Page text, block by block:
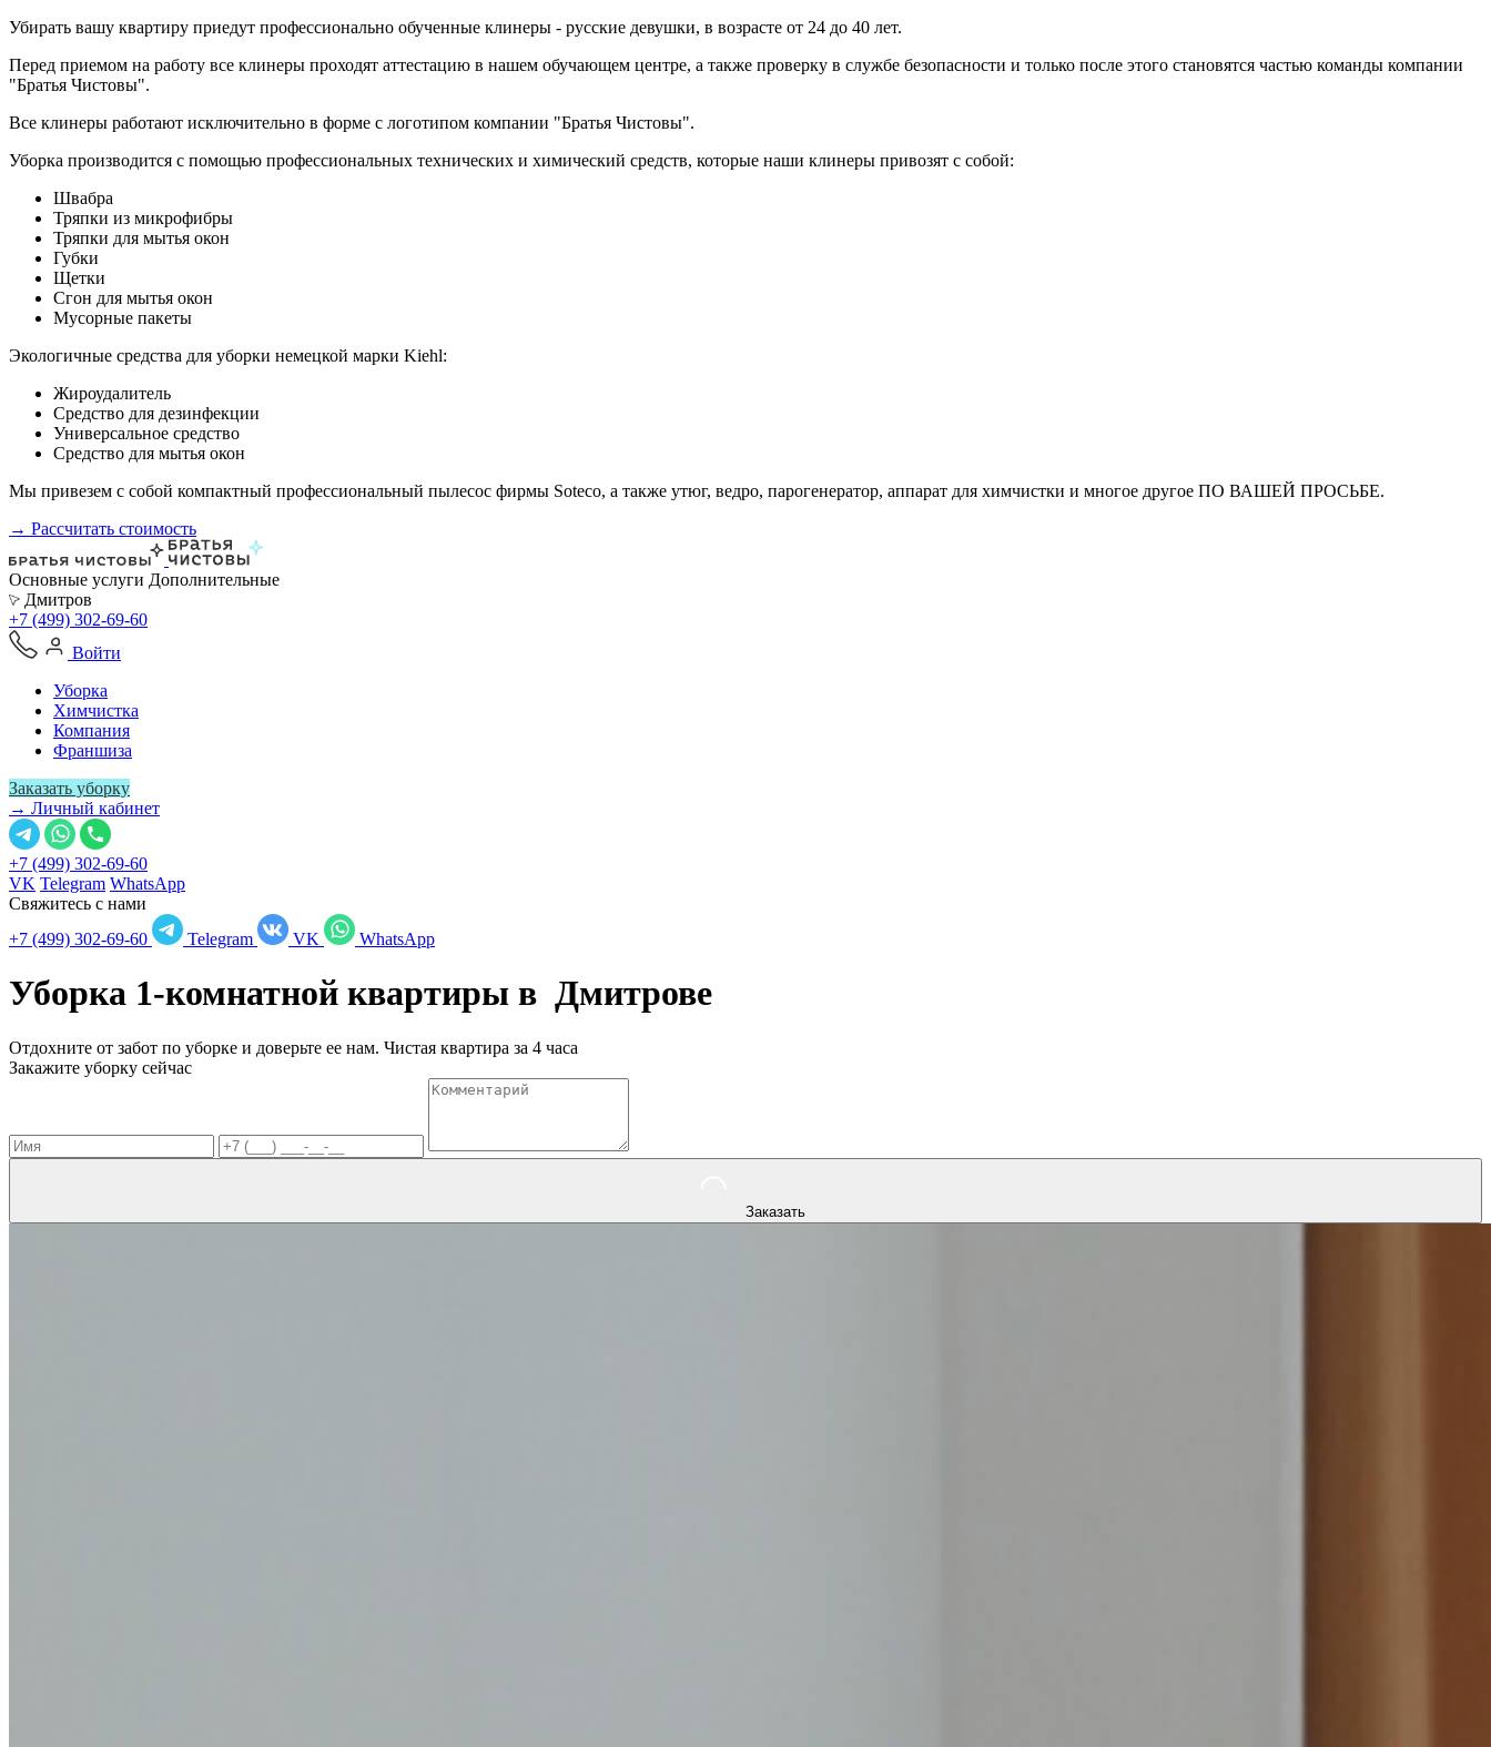
Убирать вашу квартиру приедут профессионально обученные клинеры - русские девушки, в возрасте от 24 до 40 лет.
Перед приемом на работу все клинеры проходят аттестацию в нашем обучающем центре, а также проверку в службе безопасности и только после этого становятся частью команды компании
"Братья Чистовы".
Все клинеры работают исключительно в форме с логотипом компании "Братья Чистовы".
Уборка производится с помощью профессиональных технических и химический средств, которые наши клинеры привозят с собой:
Швабра
Тряпки из микрофибры
Тряпки для мытья окон
Губки
Щетки
Сгон для мытья окон
Мусорные пакеты
Экологичные средства для уборки немецкой марки Kiehl:
Жироудалитель
Средство для дезинфекции
Универсальное средство
Средство для мытья окон
Мы привезем с собой компактный профессиональный пылесос фирмы Soteco, а также утюг, ведро, парогенератор, аппарат для химчистки и многое другое ПО ВАШЕЙ ПРОСЬБЕ.
→ Рассчитать стоимость
Основные услуги Дополнительные
Дмитров
+7 (499) 302-69-60
Войти
Уборка
Химчистка
Компания
Франшиза
Заказать уборку
→ Личный кабинет
+7 (499) 302-69-60
VK Telegram WhatsApp
Свяжитесь с нами
+7 (499) 302-69-60
Telegram VK WhatsApp
Уборка 1-комнатной квартиры в Дмитрове
Отдохните от забот по уборке и доверьте ее нам. Чистая квартира за 4 часа
Закажите уборку сейчас
Заказать